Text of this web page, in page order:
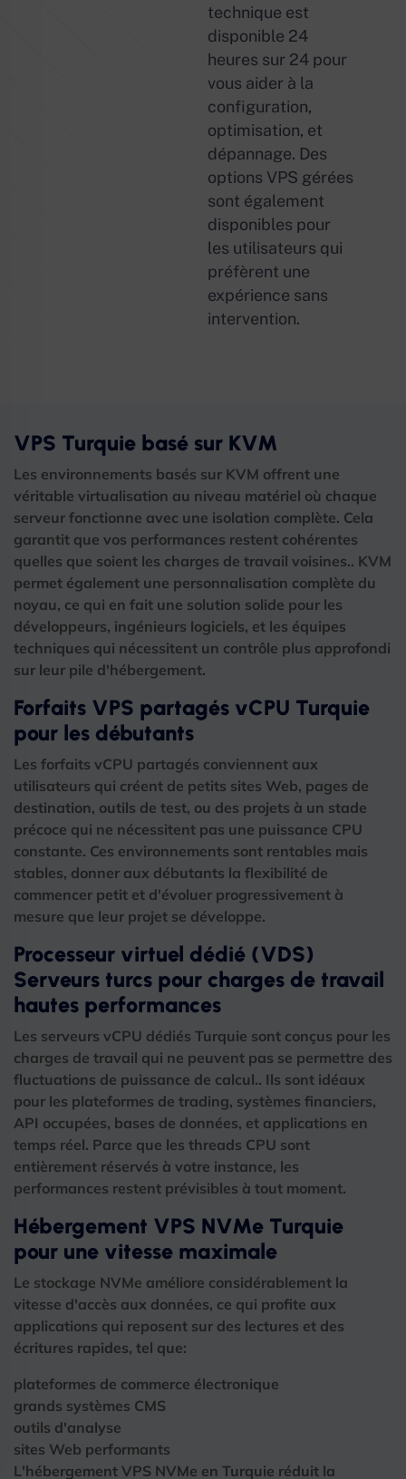
technique est
disponible 24
heures sur 24 pour
vous aider à la
configuration,
optimisation, et
dépannage. Des
options VPS gérées
sont également
disponibles pour
les utilisateurs qui
préfèrent une
expérience sans
intervention.
VPS Turquie basé sur KVM
Les environnements basés sur KVM offrent une
véritable virtualisation au niveau matériel où chaque
serveur fonctionne avec une isolation complète. Cela
garantit que vos performances restent cohérentes
quelles que soient les charges de travail voisines.. KVM
permet également une personnalisation complète du
noyau, ce qui en fait une solution solide pour les
développeurs, ingénieurs logiciels, et les équipes
techniques qui nécessitent un contrôle plus approfondi
sur leur pile d'hébergement.
Forfaits VPS partagés vCPU Turquie
pour les débutants
Les forfaits vCPU partagés conviennent aux
utilisateurs qui créent de petits sites Web, pages de
destination, outils de test, ou des projets à un stade
précoce qui ne nécessitent pas une puissance CPU
constante. Ces environnements sont rentables mais
stables, donner aux débutants la flexibilité de
commencer petit et d'évoluer progressivement à
mesure que leur projet se développe.
Processeur virtuel dédié (VDS)
Serveurs turcs pour charges de travail
hautes performances
Les serveurs vCPU dédiés Turquie sont conçus pour les
charges de travail qui ne peuvent pas se permettre des
fluctuations de puissance de calcul.. Ils sont idéaux
pour les plateformes de trading, systèmes financiers,
API occupées, bases de données, et applications en
temps réel. Parce que les threads CPU sont
entièrement réservés à votre instance, les
performances restent prévisibles à tout moment.
Hébergement VPS NVMe Turquie
pour une vitesse maximale
Le stockage NVMe améliore considérablement la
vitesse d'accès aux données, ce qui profite aux
applications qui reposent sur des lectures et des
écritures rapides, tel que:
plateformes de commerce électronique
grands systèmes CMS
outils d'analyse
sites Web performants
L'hébergement VPS NVMe en Turquie réduit la